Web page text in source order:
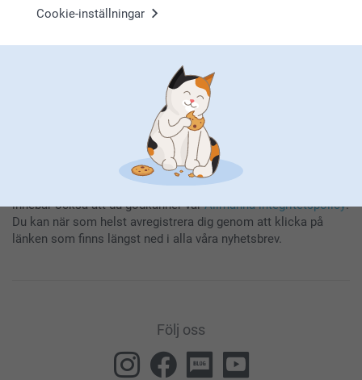
Cookie-inställningar
Genom att prenumerera på vårt nyhetsbrev får du den senaste
informationen om våra produkter och specialerbjudanden. Det
innebär också att du godkänner vårAllmänna integritetspolicy.
Du kan när som helst avregistrera dig genom att klicka på
länken som finns längst ned i alla våra nyhetsbrev.
Följ oss